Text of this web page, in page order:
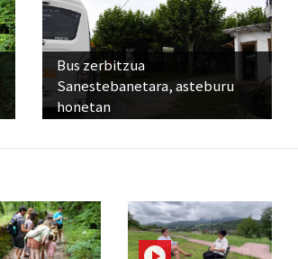
Bus zerbitzua
Sanestebanetara, asteburu
honetan